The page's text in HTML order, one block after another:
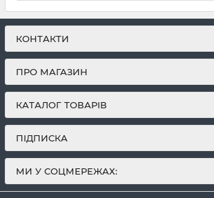
КОНТАКТИ
ПРО МАГАЗИН
КАТАЛОГ ТОВАРІВ
ПІДПИСКА
МИ У СОЦМЕРЕЖАХ: